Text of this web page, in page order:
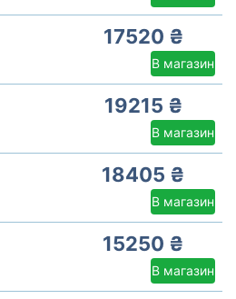
17520 ₴
В магазин
19215 ₴
В магазин
18405 ₴
В магазин
15250 ₴
В магазин